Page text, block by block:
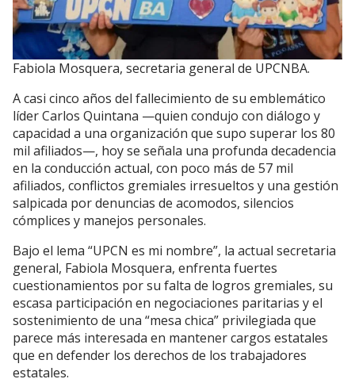
Fabiola Mosquera, secretaria general de UPCNBA.
A casi cinco años del fallecimiento de su emblemático
líder Carlos Quintana —quien condujo con diálogo y
capacidad a una organización que supo superar los 80
mil afiliados—, hoy se señala una profunda decadencia
en la conducción actual, con poco más de 57 mil
afiliados, conflictos gremiales irresueltos y una gestión
salpicada por denuncias de acomodos, silencios
cómplices y manejos personales.
Bajo el lema “UPCN es mi nombre”, la actual secretaria
general, Fabiola Mosquera, enfrenta fuertes
cuestionamientos por su falta de logros gremiales, su
escasa participación en negociaciones paritarias y el
sostenimiento de una “mesa chica” privilegiada que
parece más interesada en mantener cargos estatales
que en defender los derechos de los trabajadores
estatales.